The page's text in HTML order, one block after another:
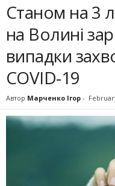
Станом на 3
на Волині
випадки
COVID-19
Автор Марченко Ігор -